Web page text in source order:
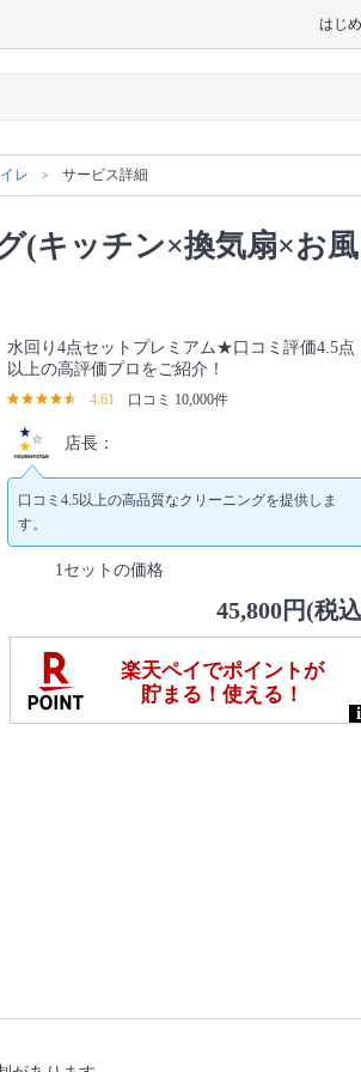
はじ
レ サービス詳細
(キッチン×換気扇×お風
水回り4点セットプレミアム★口コミ評価4.5点
以上の高評価プロをご紹介！
4.61 口コミ 10,000件
店長：
口コミ4.5以上の高品質なクリーニングを提供しま
す。
1セットの価格
45,800円(税